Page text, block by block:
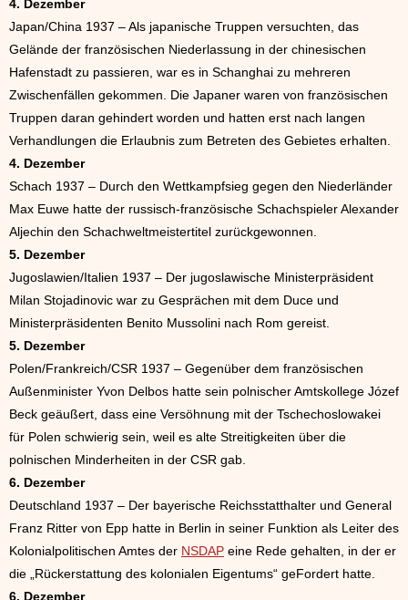
4. Dezember
Japan/China 1937 – Als japanische Truppen versuchten, das
Gelände der französischen Niederlassung in der chinesischen
Hafenstadt zu passieren, war es in Schanghai zu mehreren
Zwischenfällen gekommen. Die Japaner waren von französischen
Truppen daran gehindert worden und hatten erst nach langen
Verhandlungen die Erlaubnis zum Betreten des Gebietes erhalten.
4. Dezember
Schach 1937 – Durch den Wettkampfsieg gegen den Niederländer
Max Euwe hatte der russisch-französische Schachspieler Alexander
Aljechin den Schachweltmeistertitel zurückgewonnen.
5. Dezember
Jugoslawien/Italien 1937 – Der jugoslawische Ministerpräsident
Milan Stojadinovic war zu Gesprächen mit dem Duce und
Ministerpräsidenten Benito Mussolini nach Rom gereist.
5. Dezember
Polen/Frankreich/CSR 1937 – Gegenüber dem französischen
Außenminister Yvon Delbos hatte sein polnischer Amtskollege Józef
Beck geäußert, dass eine Versöhnung mit der Tschechoslowakei
für Polen schwierig sein, weil es alte Streitigkeiten über die
polnischen Minderheiten in der CSR gab.
6. Dezember
Deutschland 1937 – Der bayerische Reichsstatthalter und General
Franz Ritter von Epp hatte in Berlin in seiner Funktion als Leiter des
Kolonialpolitischen Amtes der NSDAP eine Rede gehalten, in der er
die „Rückerstattung des kolonialen Eigentums“ geFordert hatte.
6. Dezember